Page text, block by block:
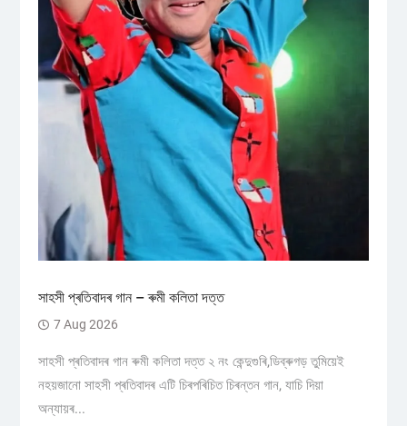
সাহসী প্ৰতিবাদৰ গান – ৰুমী কলিতা দত্ত
7 Aug 2026
সাহসী প্ৰতিবাদৰ গান ৰুমী কলিতা দত্ত ২ নং কেন্দুগুৰি,ডিব্ৰুগড় তুমিয়েই
নহয়জানো সাহসী প্ৰতিবাদৰ এটি চিৰপৰিচিত চিৰন্তন গান, যাচি দিয়া
অন্যায়ৰ...